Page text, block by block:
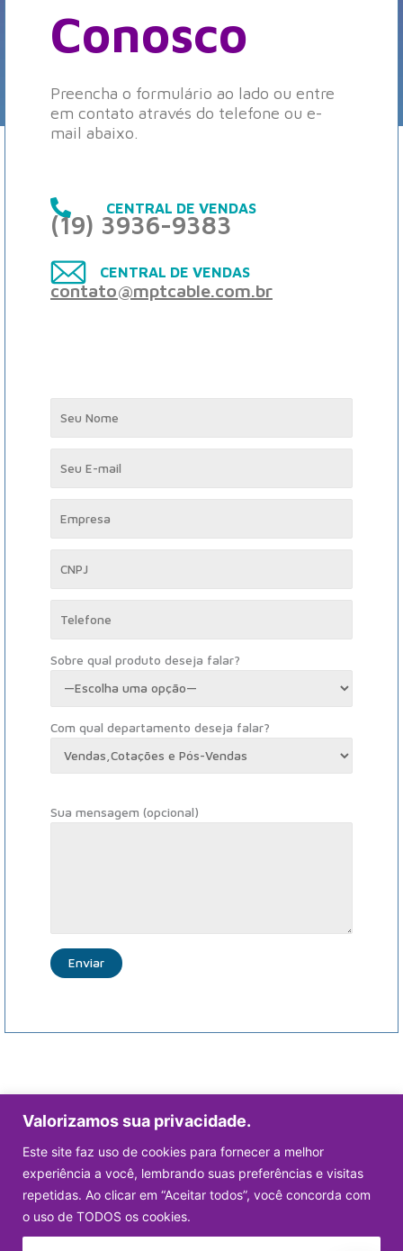
Valorizamos sua privacidade.
Este site faz uso de cookies para fornecer a melhor
experiência a você, lembrando suas preferências e visitas
repetidas. Ao clicar em “Aceitar todos”, você concorda com
o uso de TODOS os cookies.
Conosco
Preencha o formulário ao lado ou entre
em contato através do telefone ou e-
mail abaixo.
CENTRAL DE VENDAS
(19) 3936-9383
CENTRAL DE VENDAS
contato@mptcable.com.br
Sobre qual produto deseja falar?
Com qual departamento deseja falar?
Sua mensagem (opcional)
MPT FIOS E CABOS ESPECIAIS S.A.
CONTATO DIRETO
contato@mptcable.com.br
CENTRAL DE VENDAS